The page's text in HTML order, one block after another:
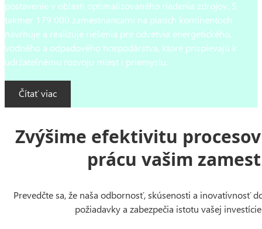
postavenie v oblasti optimalizovaného riadenia zdrojov. S
takmer 179 000 zamestnancami na piatich kontinentoch
navrhuje a realizuje riešenia pre odvetvia energetického,
vodného a odpadového hospodárstva, ktoré prispievajú k
udržateľnému rozvoju miest i priemyslu.
Čítať viac
Zvýšime efektivitu
prácu vašim
Prevedčte sa, že naša odbornosť, skúsenosti a inovatívnosť
požiadavky a zabezpečia istotu vašej